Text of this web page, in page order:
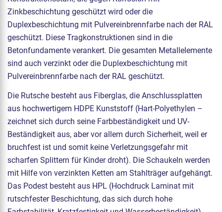
Zinkbeschichtung geschützt wird oder die
Duplexbeschichtung mit Pulvereinbrennfarbe nach der RAL
geschützt. Diese Tragkonstruktionen sind in die
Betonfundamente verankert. Die gesamten Metallelemente
sind auch verzinkt oder die Duplexbeschichtung mit
Pulvereinbrennfarbe nach der RAL geschützt.
Die Rutsche besteht aus Fiberglas, die Anschlussplatten
aus hochwertigem HDPE Kunststoff (Hart-Polyethylen –
zeichnet sich durch seine Farbbeständigkeit und UV-
Beständigkeit aus, aber vor allem durch Sicherheit, weil er
bruchfest ist und somit keine Verletzungsgefahr mit
scharfen Splittern für Kinder droht). Die Schaukeln werden
mit Hilfe von verzinkten Ketten am Stahlträger aufgehängt.
Das Podest besteht aus HPL (Hochdruck Laminat mit
rutschfester Beschichtung, das sich durch hohe